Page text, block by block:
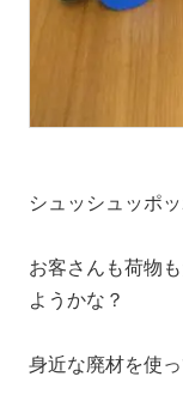
シュッシュッポ
お客さんも荷物
ようかな？
身近な廃材を使